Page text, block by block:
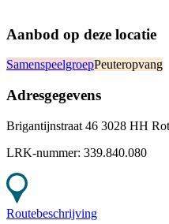
Aanbod op deze locatie
SamenspeelgroepPeuteropvang
Adresgegevens
Brigantijnstraat 46 3028 HH
LRK-nummer: 339.840.080
Routebeschrijving